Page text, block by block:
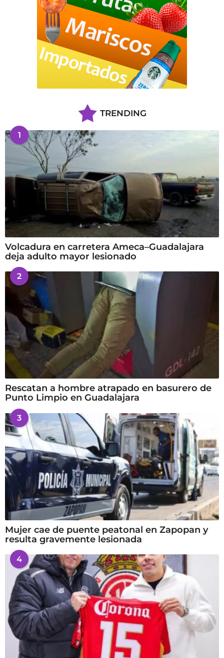
TRENDING
1
Volcadura en carretera Ameca–Guadalajara
deja adulto mayor lesionado
2
Rescatan a hombre atrapado en basurero de
Punto Limpio en Guadalajara
3
Mujer cae de puente peatonal en Zapopan y
resulta gravemente lesionada
4